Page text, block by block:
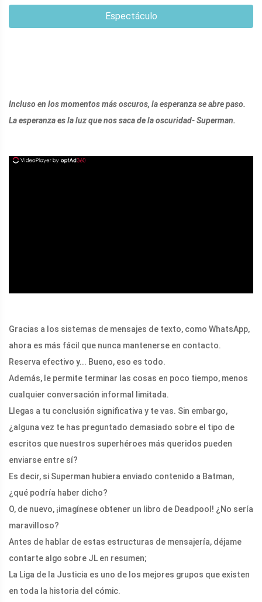
Espectáculo
Incluso en los momentos más oscuros, la esperanza se abre paso.
La esperanza es la luz que nos saca de la oscuridad- Superman.
Gracias a los sistemas de mensajes de texto, como WhatsApp,
ahora es más fácil que nunca mantenerse en contacto.
Reserva efectivo y... Bueno, eso es todo.
Además, le permite terminar las cosas en poco tiempo, menos
cualquier conversación informal limitada.
Llegas a tu conclusión significativa y te vas. Sin embargo,
¿alguna vez te has preguntado demasiado sobre el tipo de
escritos que nuestros superhéroes más queridos pueden
enviarse entre sí?
Es decir, si Superman hubiera enviado contenido a Batman,
¿qué podría haber dicho?
O, de nuevo, ¡imagínese obtener un libro de Deadpool! ¿No sería
maravilloso?
Antes de hablar de estas estructuras de mensajería, déjame
contarte algo sobre JL en resumen;
La Liga de la Justicia es uno de los mejores grupos que existen
en toda la historia del cómic.